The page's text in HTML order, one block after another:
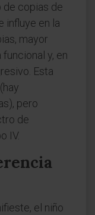
de copias de
influye en la
mayor
y, en
Esta
pero
de
IV.
el niño